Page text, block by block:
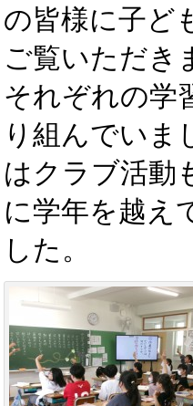
の皆様に子ど
ご覧いただき
それぞれの学
り組んでいま
はクラブ活動
に学年を越え
した。